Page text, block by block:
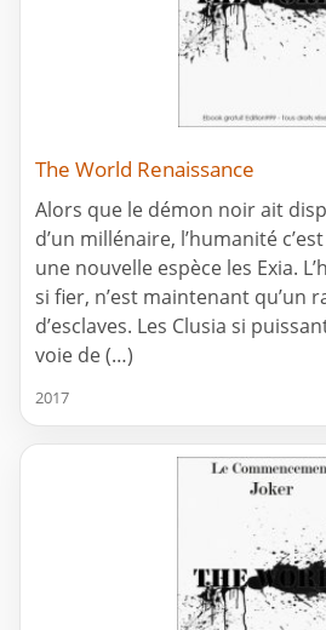
The World Renaissance
Alors que le démon noir ait
d’un millénaire, l’humanité
une nouvelle espèce les Exia.
si fier, n’est maintenant qu’un
d’esclaves. Les Clusia si
voie de (…)
2017